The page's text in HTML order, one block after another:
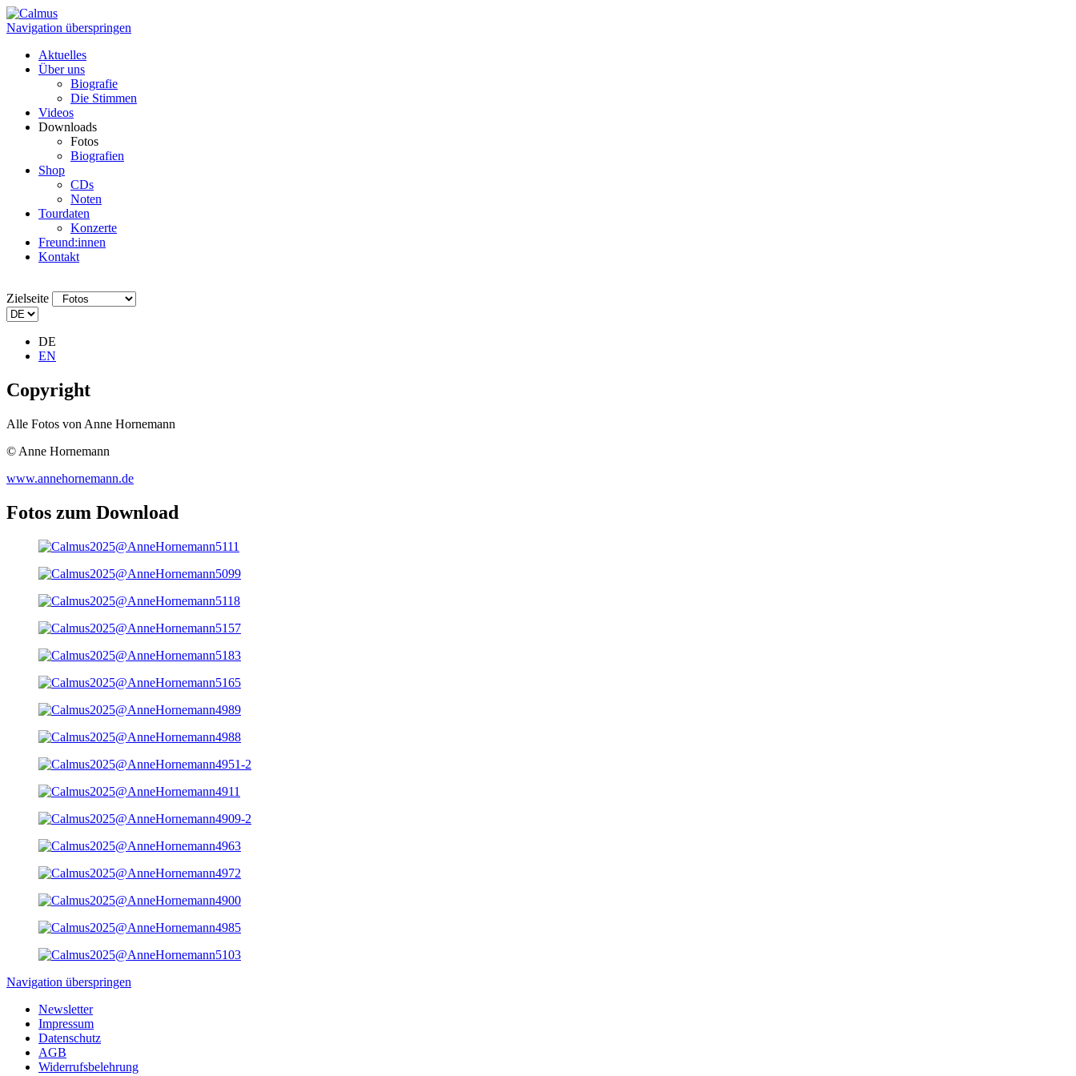
Navigation überspringen
Aktuelles
Über uns
Biografie
Die Stimmen
Videos
Downloads
Fotos
Biografien
Shop
CDs
Noten
Tourdaten
Konzerte
Freund:innen
Kontakt
Zielseite
DE
EN
Copyright
Alle Fotos von Anne Hornemann
© Anne Hornemann
www.annehornemann.de
Fotos zum Download
Navigation überspringen
Newsletter
Impressum
Datenschutz
AGB
Widerrufsbelehrung